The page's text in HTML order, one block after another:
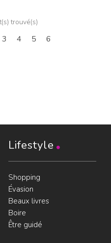
trouvé(s)
3 4 5 6
Lifestyle
Shopping
Évasion
Beaux livres
Boire
Être guidé